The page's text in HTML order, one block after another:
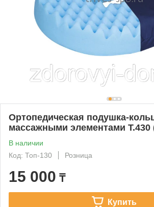
Ортопедическая подушка-
массажными элементами Т.430
В наличии
Код: Топ-130
Розница
15 000 ₸
Купить